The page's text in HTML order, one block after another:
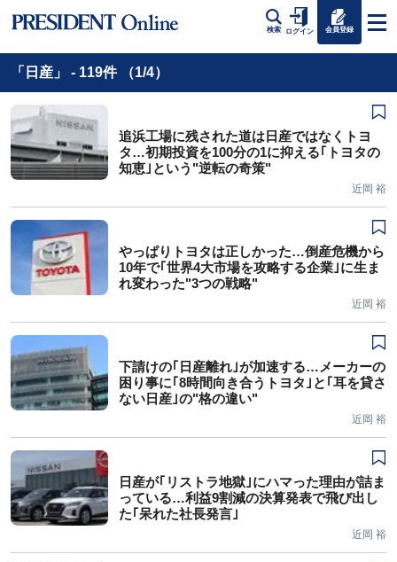
検索 ログイン 会員登録
「日産」 - 119件 （1/4）
追浜工場に残された道は日産ではなくトヨ
タ…初期投資を100分の1に抑える｢トヨタの
知恵｣という"逆転の奇策"
近岡 裕
やっぱりトヨタは正しかった…倒産危機から
10年で｢世界4大市場を攻略する企業｣に生ま
れ変わった"3つの戦略"
近岡 裕
下請けの｢日産離れ｣が加速する…メーカーの
困り事に｢8時間向き合うトヨタ｣と｢耳を貸さ
ない日産｣の"格の違い"
近岡 裕
日産が｢リストラ地獄｣にハマった理由が詰ま
っている…利益9割減の決算発表で飛び出し
た｢呆れた社長発言｣
近岡 裕